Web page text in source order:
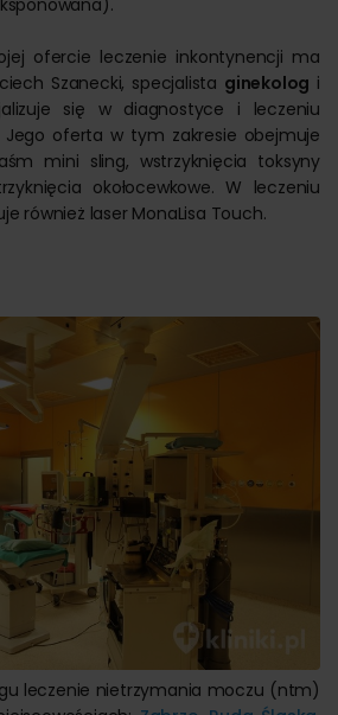
ofercie leczenie inkontynencji ma
Szanecki, specjalista ginekolog i
się w diagnostyce i leczeniu
oferta w tym zakresie obejmuje
mini sling, wstrzyknięcia toksyny
okołocewkowe. W leczeniu
również laser MonaLisa Touch.
leczenie nietrzymania moczu (ntm)